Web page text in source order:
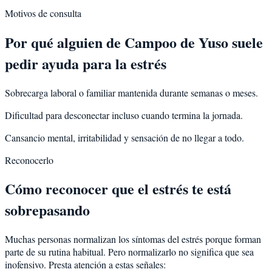
Motivos de consulta
Por qué alguien de Campoo de Yusosuele
pedir ayuda para laestrés
Sobrecarga laboral o familiar mantenida durante semanas o meses.
Dificultad para desconectar incluso cuando termina la jornada.
Cansancio mental, irritabilidad y sensación de no llegar a todo.
Reconocerlo
Cómo reconocer que el estrés te está
sobrepasando
Muchas personas normalizan los síntomas del estrés porque forman
parte de su rutina habitual. Pero normalizarlo no significa que sea
inofensivo. Presta atención a estas señales: